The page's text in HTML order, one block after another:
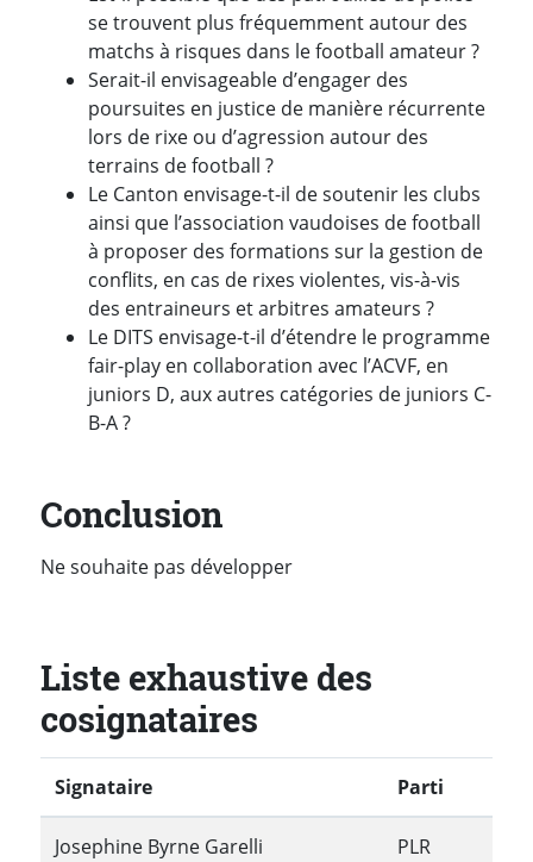
se trouvent plus fréquemment autour des
matchs à risques dans le football amateur ?
Serait-il envisageable d’engager des
poursuites en justice de manière récurrente
lors de rixe ou d’agression autour des
terrains de football ?
Le Canton envisage-t-il de soutenir les clubs
ainsi que l’association vaudoises de football
à proposer des formations sur la gestion de
conflits, en cas de rixes violentes, vis-à-vis
des entraineurs et arbitres amateurs ?
Le DITS envisage-t-il d’étendre le programme
fair-play en collaboration avec l’ACVF, en
juniors D, aux autres catégories de juniors C-
B-A ?
Conclusion
Ne souhaite pas développer
Liste exhaustive des
cosignataires
Signataire Parti
Josephine Byrne Garelli PLR